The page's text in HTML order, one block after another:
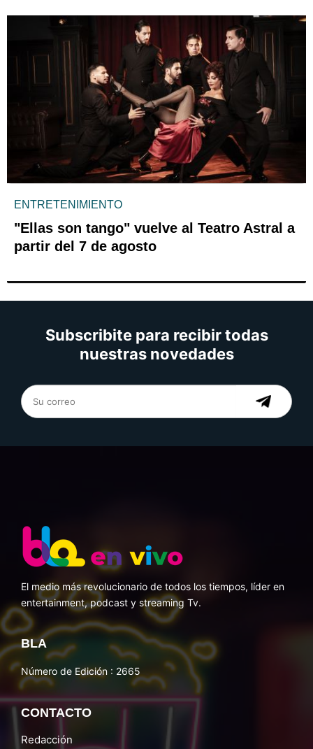
ENTRETENIMIENTO
"Ellas son tango" vuelve al Teatro Astral a
partir del 7 de agosto
Subscribite para recibir todas
nuestras novedades
El medio más revolucionario de todos los tiempos, líder en
entertainment, podcast y streaming Tv.
BLA
Número de Edición : 2665
CONTACTO
Redacción